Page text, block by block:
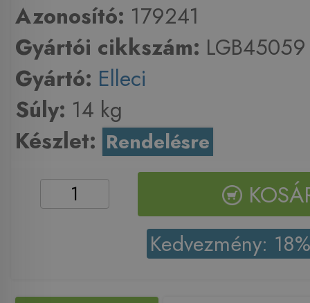
Azonosító: 179241
Gyártói cikkszám: LGB45059
Gyártó: Elleci
Súly: 14 kg
Készlet: Rendelésre
Kedvezmény: